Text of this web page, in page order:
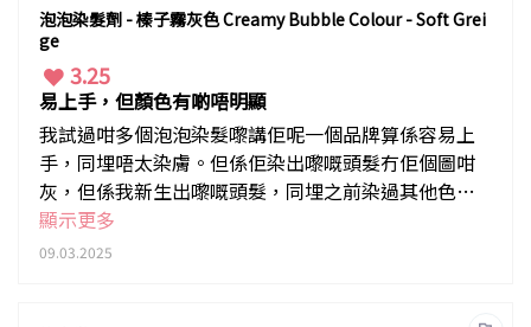
泡泡染髮劑 - 榛子霧灰色 Creamy Bubble Colour - Soft Grei
ge
3.25
易上手，但顏色有啲唔明顯
我試過咁多個泡泡染髮嚟講佢呢一個品牌算係容易上
手，同埋唔太染膚。但係佢染出嚟嘅頭髮冇佢個圖咁
灰，但係我新生出嚟嘅頭髮，同埋之前染過其他色嘅
頭髮都可以染得好一致
顯示更多
09.03.2025